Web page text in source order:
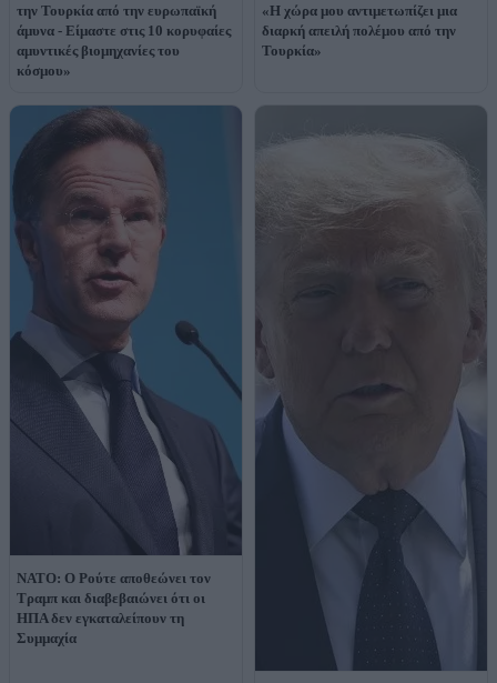
την Τουρκία από την ευρωπαϊκή
άμυνα - Είμαστε στις 10 κορυφαίες
αμυντικές βιομηχανίες του
κόσμου»
«Η χώρα μου αντιμετωπίζει μια
διαρκή απειλή πολέμου από την
Τουρκία»
ΝΑΤΟ: Ο Ρούτε αποθεώνει τον
Τραμπ και διαβεβαιώνει ότι οι
ΗΠΑ δεν εγκαταλείπουν τη
Συμμαχία